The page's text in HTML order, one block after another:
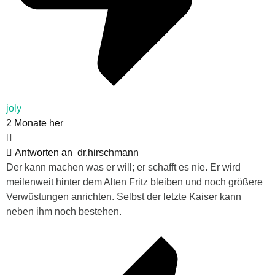
joly
2 Monate her
Antworten an dr.hirschmann
Der kann machen was er will; er schafft es nie. Er wird
meilenweit hinter dem Alten Fritz bleiben und noch größere
Verwüstungen anrichten. Selbst der letzte Kaiser kann
neben ihm noch bestehen.